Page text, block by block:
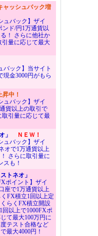
ャッシュバック増
ュバック】ザイ
ド/円1万通貨以
！ さらに他社か
引量に応じて最大
バック】当サイト
現金3000円がもら
昇中！
ュバック】ザイ
貨以上の取引で
取引量に応じて最
」
ＮＥＷ！
ュバック】ザイ
オで1万通貨以上
さらに取引量に
スも！
トネオ」
ポイント】ザイ
座で1万通貨以上
FX積立1回以上定
らくFX積立開設
回以上で1000FXポ
て最大100万円に
テスト合格など
最大4000円！